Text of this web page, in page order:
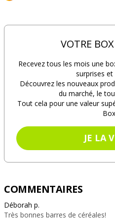
VOTRE
Recevez tous les mois une
surprises et
Découvrez les nouveaux
du marché, le
Tout cela pour une valeur
JE LA
COMMENTAIRES
Déborah p.
Très bonnes barres de céréales!